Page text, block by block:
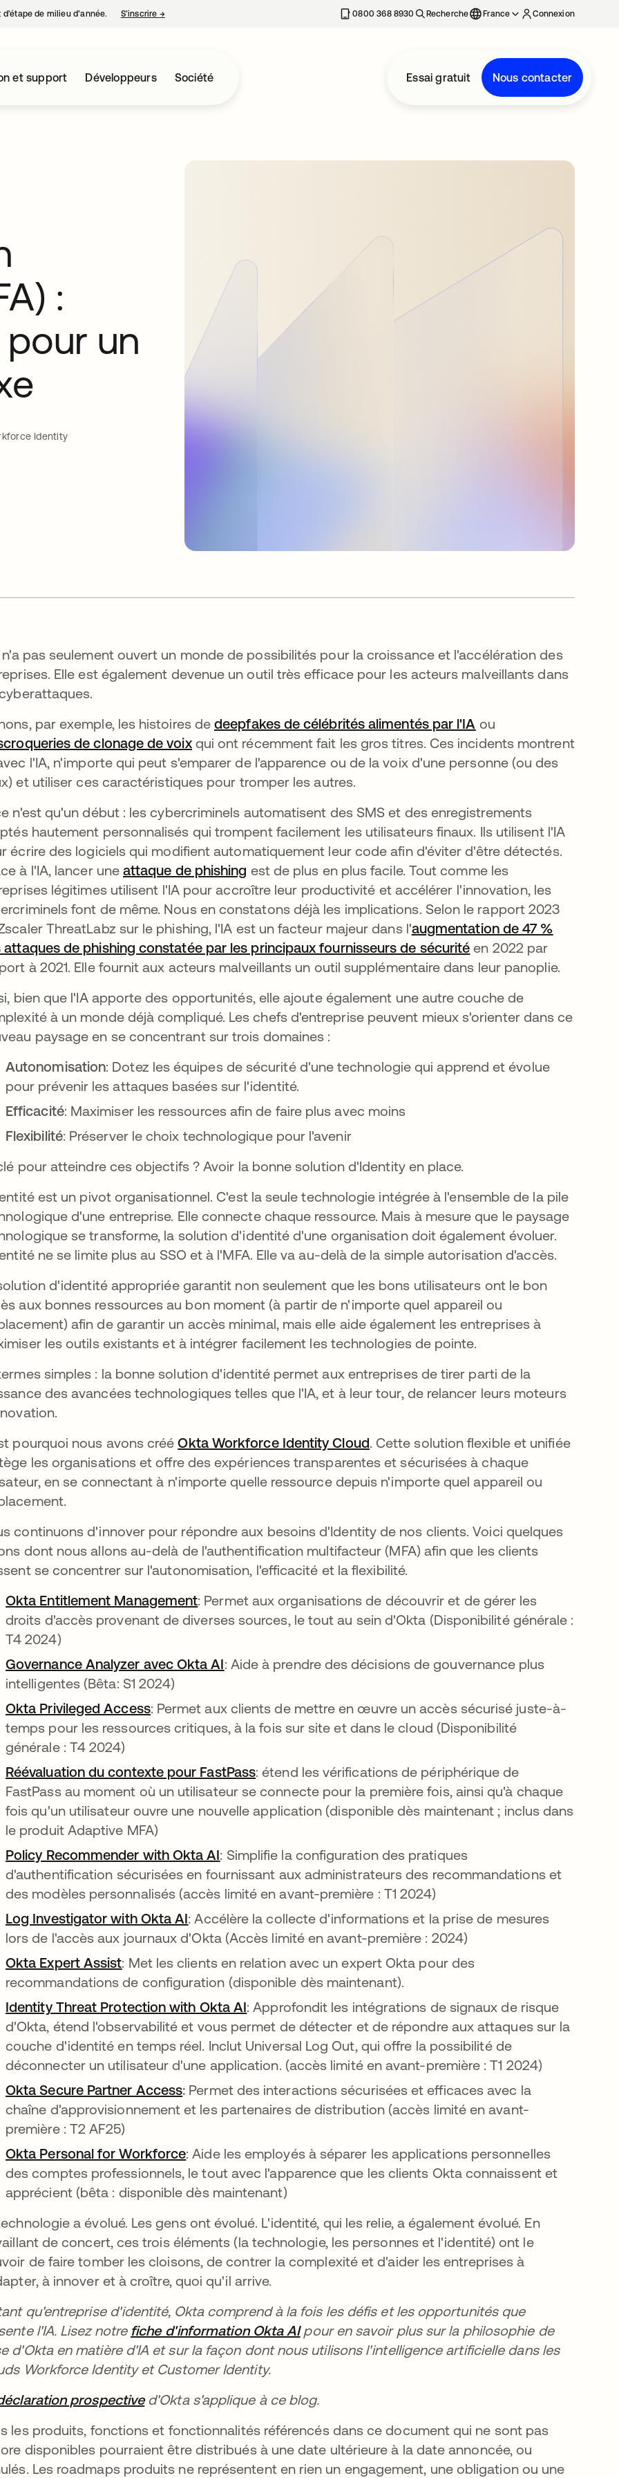
de milieu d’année. S’inscrire →s’ouvre dans un nouvel onglet 0800 368 8930 Recherche France Connexion
et support Développeurs Société Essai gratuit Nous contacter
:
un
Identity
n'a pas seulement ouvert un monde de possibilités pour la croissance et l'accélération des
Elle est également devenue un outil très efficace pour les acteurs malveillants dans
par exemple, les histoires dedeepfakes de célébrités alimentés par l'IA s’ouvre dans un
ou
de clonage de voixs’ouvre dans un nouvel onglet
qui ont récemment fait les gros titres. Ces incidents montrent
l'IA, n'importe qui peut s'emparer de l'apparence ou de la voix d'une personne (ou des
et utiliser ces caractéristiques pour tromper les autres.
n'est qu'un début : les cybercriminels automatisent des SMS et des enregistrements
hautement personnalisés qui trompent facilement les utilisateurs finaux. Ils utilisent l'IA
écrire des logiciels qui modifient automatiquement leur code afin d'éviter d'être détectés.
à l'IA, lancer uneattaque de phishing s’ouvre dans un nouvel onglet
est de plus en plus facile. Tout comme les
légitimes utilisent l'IA pour accroître leur productivité et accélérer l'innovation, les
font de même. Nous en constatons déjà les implications. Selon le rapport 2023
ThreatLabz sur le phishing, l'IA est un facteur majeur dans l'augmentation de 47 %
attaques de phishing constatée par les principaux fournisseurs de sécurité s’ouvre dans un nouvel
en 2022 par
à 2021. Elle fournit aux acteurs malveillants un outil supplémentaire dans leur panoplie.
bien que l'IA apporte des opportunités, elle ajoute également une autre couche de
à un monde déjà compliqué. Les chefs d'entreprise peuvent mieux s'orienter dans ce
paysage en se concentrant sur trois domaines :
Autonomisation: Dotez les équipes de sécurité d'une technologie qui apprend et évolue
pour prévenir les attaques basées sur l'identité.
Efficacité: Maximiser les ressources afin de faire plus avec moins
Flexibilité: Préserver le choix technologique pour l'avenir
pour atteindre ces objectifs ? Avoir la bonne solution d'Identity en place.
est un pivot organisationnel. C'est la seule technologie intégrée à l'ensemble de la pile
d'une entreprise. Elle connecte chaque ressource. Mais à mesure que le paysage
se transforme, la solution d'identité d'une organisation doit également évoluer.
ne se limite plus au SSO et à l'MFA. Elle va au-delà de la simple autorisation d'accès.
d'identité appropriée garantit non seulement que les bons utilisateurs ont le bon
aux bonnes ressources au bon moment (à partir de n'importe quel appareil ou
afin de garantir un accès minimal, mais elle aide également les entreprises à
les outils existants et à intégrer facilement les technologies de pointe.
simples : la bonne solution d'identité permet aux entreprises de tirer parti de la
des avancées technologiques telles que l'IA, et à leur tour, de relancer leurs moteurs
pourquoi nous avons crééOkta Workforce Identity Clouds’ouvre dans un nouvel onglet
. Cette solution flexible et unifiée
les organisations et offre des expériences transparentes et sécurisées à chaque
en se connectant à n'importe quelle ressource depuis n'importe quel appareil ou
continuons d'innover pour répondre aux besoins d'Identity de nos clients. Voici quelques
dont nous allons au-delà de l'authentification multifacteur (MFA) afin que les clients
se concentrer sur l'autonomisation, l'efficacité et la flexibilité.
Okta Entitlement Managements’ouvre dans un nouvel onglet
: Permet aux organisations de découvrir et de gérer les
droits d'accès provenant de diverses sources, le tout au sein d'Okta (Disponibilité générale :
T4 2024)
Governance Analyzer avec Okta AIs’ouvre dans un nouvel onglet
: Aide à prendre des décisions de gouvernance plus
intelligentes (Bêta: S1 2024)
Okta Privileged Accesss’ouvre dans un nouvel onglet
: Permet aux clients de mettre en œuvre un accès sécurisé juste-à-
temps pour les ressources critiques, à la fois sur site et dans le cloud (Disponibilité
générale : T4 2024)
Réévaluation du contexte pour FastPasss’ouvre dans un nouvel onglet
: étend les vérifications de périphérique de
FastPass au moment où un utilisateur se connecte pour la première fois, ainsi qu'à chaque
fois qu'un utilisateur ouvre une nouvelle application (disponible dès maintenant ; inclus dans
le produit Adaptive MFA)
Policy Recommender with Okta AIs’ouvre dans un nouvel onglet
: Simplifie la configuration des pratiques
d'authentification sécurisées en fournissant aux administrateurs des recommandations et
des modèles personnalisés (accès limité en avant-première : T1 2024)
Log Investigator with Okta AIs’ouvre dans un nouvel onglet
: Accélère la collecte d'informations et la prise de mesures
lors de l'accès aux journaux d'Okta (Accès limité en avant-première : 2024)
Okta Expert Assists’ouvre dans un nouvel onglet
: Met les clients en relation avec un expert Okta pour des
recommandations de configuration (disponible dès maintenant).
Identity Threat Protection with Okta AIs’ouvre dans un nouvel onglet
: Approfondit les intégrations de signaux de risque
d'Okta, étend l'observabilité et vous permet de détecter et de répondre aux attaques sur la
couche d'identité en temps réel. Inclut Universal Log Out, qui offre la possibilité de
déconnecter un utilisateur d'une application. (accès limité en avant-première : T1 2024)
Okta Secure Partner Accesss’ouvre dans un nouvel onglet
: Permet des interactions sécurisées et efficaces avec la
chaîne d'approvisionnement et les partenaires de distribution (accès limité en avant-
première : T2 AF25)
Okta Personal for Workforces’ouvre dans un nouvel onglet
: Aide les employés à séparer les applications personnelles
des comptes professionnels, le tout avec l'apparence que les clients Okta connaissent et
apprécient (bêta : disponible dès maintenant)
a évolué. Les gens ont évolué. L'identité, qui les relie, a également évolué. En
de concert, ces trois éléments (la technologie, les personnes et l'identité) ont le
de faire tomber les cloisons, de contrer la complexité et d'aider les entreprises à
à innover et à croître, quoi qu'il arrive.
qu'entreprise d'identité, Okta comprend à la fois les défis et les opportunités que
l'IA. Lisez notre fiche d'information Okta AIs’ouvre dans un nouvel onglet
pour en savoir plus sur la philosophie de
d'Okta en matière d'IA et sur la façon dont nous utilisons l'intelligence artificielle dans les
Workforce Identity et Customer Identity.
prospectives’ouvre dans un nouvel onglet
d'Okta s'applique à ce blog.
les produits, fonctions et fonctionnalités référencés dans ce document qui ne sont pas
disponibles pourraient être distribués à une date ultérieure à la date annoncée, ou
Les roadmaps produits ne représentent en rien un engagement, une obligation ou une